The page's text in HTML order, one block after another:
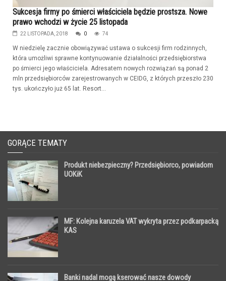
Sukcesja firmy po śmierci właściciela będzie prostsza. Nowe
prawo wchodzi w życie 25 listopada
22 LISTOPADA, 2018 0 74
W niedzielę zacznie obowiązywać ustawa o sukcesji firm rodzinnych,
która umożliwi sprawne kontynuowanie działalności przedsiębiorstwa
po śmierci jego właściciela. Adresatem nowych rozwiązań są ponad 2
mln przedsiębiorców zarejestrowanych w CEIDG, z których przeszło 230
tys. ukończyło już 65 lat. Resort...
GORĄCE TEMATY
Produkt niebezpieczny? Przedsiębiorco, powiadom
UOKiK
MF: Kolejna karuzela VAT wykryta przez podkarpacką
KAS
Banki nadal mogą kserować nasze dowody